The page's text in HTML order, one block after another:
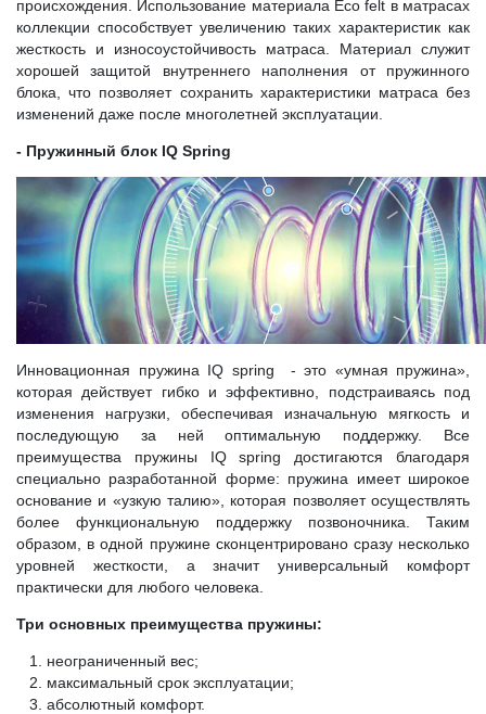
происхождения. Использование материала Eco felt в матрасах
коллекции способствует увеличению таких характеристик как
жесткость и износоустойчивость матраса. Материал служит
хорошей защитой внутреннего наполнения от пружинного
блока, что позволяет сохранить характеристики матраса без
изменений даже после многолетней эксплуатации.
- Пружинный блок IQ Spring
Инновационная пружина IQ spring - это «умная пружина»,
которая действует гибко и эффективно, подстраиваясь под
изменения нагрузки, обеспечивая изначальную мягкость и
последующую за ней оптимальную поддержку. Все
преимущества пружины IQ spring достигаются благодаря
специально разработанной форме: пружина имеет широкое
основание и «узкую талию», которая позволяет осуществлять
более функциональную поддержку позвоночника. Таким
образом, в одной пружине сконцентрировано сразу несколько
уровней жесткости, а значит универсальный комфорт
практически для любого человека.
Три основных преимущества пружины:
неограниченный вес;
максимальный срок эксплуатации;
абсолютный комфорт.